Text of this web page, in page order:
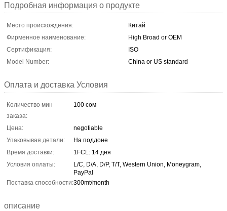
Подробная информация о продукте
Место происхождения:
Китай
Фирменное наименование:
High Broad or OEM
Сертификация:
ISO
Model Number:
China or US standard
Оплата и доставка Условия
Количество мин
заказа:
100 сом
Цена:
negotiable
Упаковывая детали:
На поддоне
Время доставки:
1FCL: 14 дня
Условия оплаты:
L/C, D/A, D/P, T/T, Western Union, Moneygram,
PayPal
Поставка способности:300mt/month
описание